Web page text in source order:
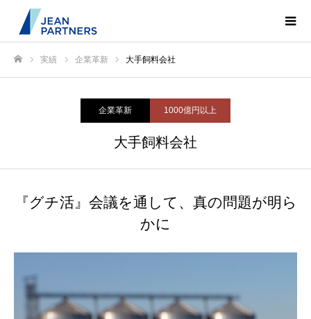
実績 企業革新 大手飼料会社
企業革新 1000億円以上
大手飼料会社
『グチ活』会議を通して、真の問題が明ら
かに